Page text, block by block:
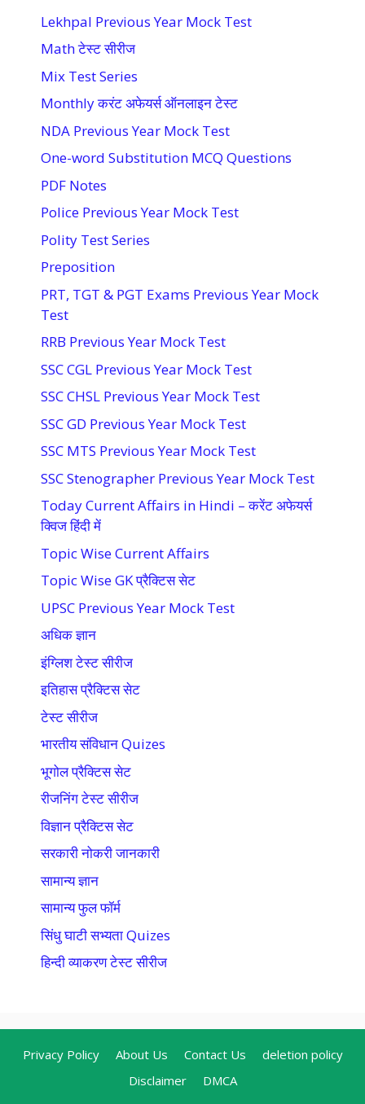
Lekhpal Previous Year Mock Test
Math टेस्ट सीरीज
Mix Test Series
Monthly करंट अफेयर्स ऑनलाइन टेस्ट
NDA Previous Year Mock Test
One-word Substitution MCQ Questions
PDF Notes
Police Previous Year Mock Test
Polity Test Series
Preposition
PRT, TGT & PGT Exams Previous Year Mock
Test
RRB Previous Year Mock Test
SSC CGL Previous Year Mock Test
SSC CHSL Previous Year Mock Test
SSC GD Previous Year Mock Test
SSC MTS Previous Year Mock Test
SSC Stenographer Previous Year Mock Test
Today Current Affairs in Hindi – करेंट अफेयर्स
क्विज हिंदी में
Topic Wise Current Affairs
Topic Wise GK प्रैक्टिस सेट
UPSC Previous Year Mock Test
अधिक ज्ञान
इंग्लिश टेस्ट सीरीज
इतिहास प्रैक्टिस सेट
टेस्ट सीरीज
भारतीय संविधान Quizes
भूगोल प्रैक्टिस सेट
रीजनिंग टेस्ट सीरीज
विज्ञान प्रैक्टिस सेट
सरकारी नोकरी जानकारी
सामान्य ज्ञान
सामान्य फुल फॉर्म
सिंधु घाटी सभ्यता Quizes
हिन्दी व्याकरण टेस्ट सीरीज
Privacy Policy About Us Contact Us
deletion policy
Disclaimer
DMCA